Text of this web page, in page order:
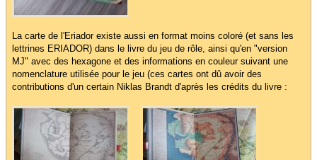
La carte de l'Eriador existe aussi en format moins coloré (et sans les
lettrines ERIADOR) dans le livre du jeu de rôle, ainsi qu'en "version
MJ" avec des hexagone et des informations en couleur suivant une
nomenclature utilisée pour le jeu (ces cartes ont dû avoir des
contributions d'un certain Niklas Brandt d'après les crédits du livre :